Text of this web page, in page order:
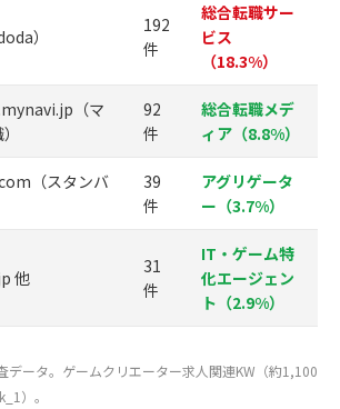
）
192
件
総合転職サー
ビス
（18.3%）
（マ
92
件
総合転職メデ
ィア（8.8%）
（スタンバ
39
件
アグリゲータ
ー（3.7%）
他
31
件
IT・ゲーム特
化エージェン
ト（2.9%）
ータ。ゲームクリエーター求人関連KW（約1,100
）。